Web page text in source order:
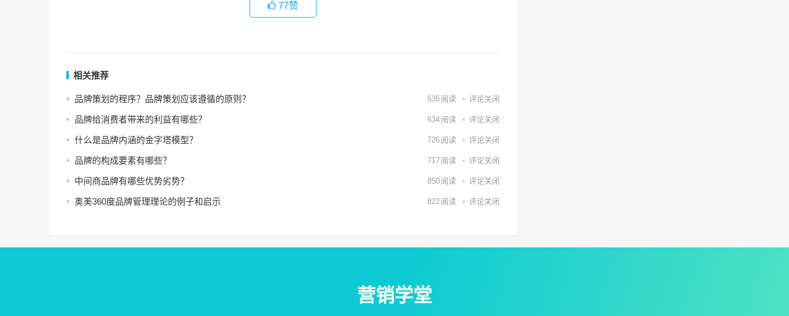
77赞
相关推荐
品牌策划的程序？品牌策划应该遵循的原则？ 535 阅读 评论关闭
品牌给消费者带来的利益有哪些？ 634 阅读 评论关闭
什么是品牌内涵的金字塔模型？ 726 阅读 评论关闭
品牌的构成要素有哪些？ 717 阅读 评论关闭
中间商品牌有哪些优势劣势？ 850 阅读 评论关闭
奥美360度品牌管理理论的例子和启示 822 阅读 评论关闭
营销学堂